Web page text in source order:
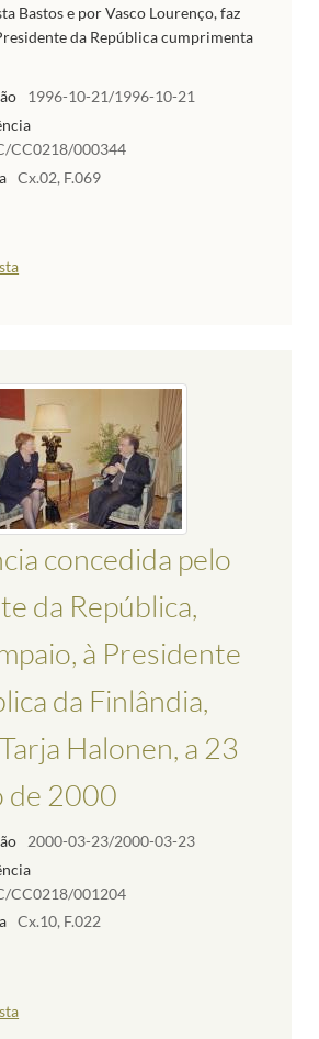
Bastos e por Vasco Lourenço, faz
da República cumprimenta
1996-10-21/1996-10-21
CC0218/000344
Cx.02, F.069
concedida pelo
da República,
à Presidente
da Finlândia,
Halonen, a 23
de 2000
2000-03-23/2000-03-23
CC0218/001204
Cx.10, F.022